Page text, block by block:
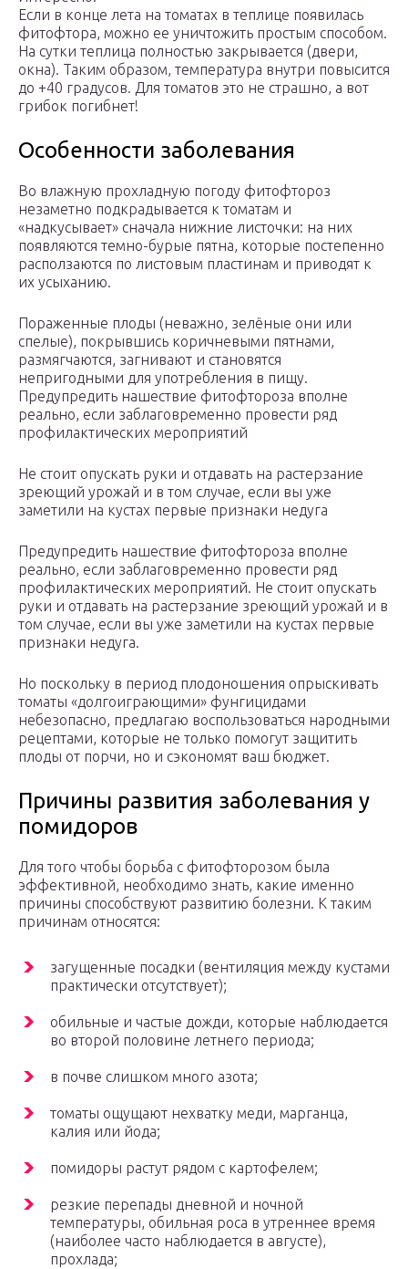
Если в конце лета на томатах в теплице появилась
фитофтора, можно ее уничтожить простым способом.
На сутки теплица полностью закрывается (двери,
окна). Таким образом, температура внутри повысится
до +40 градусов. Для томатов это не страшно, а вот
грибок погибнет!
Особенности заболевания
Во влажную прохладную погоду фитофтороз
незаметно подкрадывается к томатам и
«надкусывает» сначала нижние листочки: на них
появляются темно-бурые пятна, которые постепенно
расползаются по листовым пластинам и приводят к
их усыханию.
Пораженные плоды (неважно, зелёные они или
спелые), покрывшись коричневыми пятнами,
размягчаются, загнивают и становятся
непригодными для употребления в пищу.
Предупредить нашествие фитофтороза вполне
реально, если заблаговременно провести ряд
профилактических мероприятий
Не стоит опускать руки и отдавать на растерзание
зреющий урожай и в том случае, если вы уже
заметили на кустах первые признаки недуга
Предупредить нашествие фитофтороза вполне
реально, если заблаговременно провести ряд
профилактических мероприятий. Не стоит опускать
руки и отдавать на растерзание зреющий урожай и в
том случае, если вы уже заметили на кустах первые
признаки недуга.
Но поскольку в период плодоношения опрыскивать
томаты «долгоиграющими» фунгицидами
небезопасно, предлагаю воспользоваться народными
рецептами, которые не только помогут защитить
плоды от порчи, но и сэкономят ваш бюджет.
Причины развития заболевания у
помидоров
Для того чтобы борьба с фитофторозом была
эффективной, необходимо знать, какие именно
причины способствуют развитию болезни. К таким
причинам относятся:
загущенные посадки (вентиляция между кустами
практически отсутствует);
обильные и частые дожди, которые наблюдается
во второй половине летнего периода;
в почве слишком много азота;
томаты ощущают нехватку меди, марганца,
калия или йода;
помидоры растут рядом с картофелем;
резкие перепады дневной и ночной
температуры, обильная роса в утреннее время
(наиболее часто наблюдается в августе),
прохлада;